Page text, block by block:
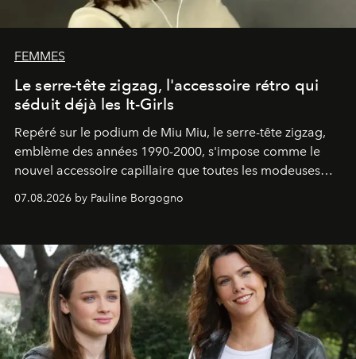
FEMMES
Le serre-tête zigzag, l'accessoire rétro qui
séduit déjà les It-Girls
Repéré sur le podium de Miu Miu, le serre-tête zigzag,
emblème des années 1990-2000, s'impose comme le
nouvel accessoire capillaire que toutes les modeuses
07.08.2026 by Pauline Borgogno